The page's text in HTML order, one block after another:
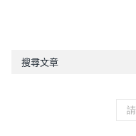
搜尋文章